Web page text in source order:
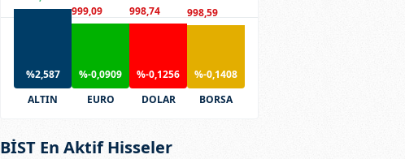
%2,587
ALTIN
999,09
%-0,0909
EURO
998,74
%-0,1256
DOLAR
998,59
%-0,1408
BORSA
BİST En Aktif Hisseler